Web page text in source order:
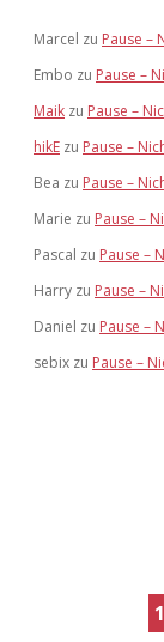
Marcel zu Pause –
Embo zu Pause –
Maik zu Pause –
hikE zu Pause –
Bea zu Pause –
Marie zu Pause –
Pascal zu Pause –
Harry zu Pause –
Daniel zu Pause –
sebix zu Pause –
1